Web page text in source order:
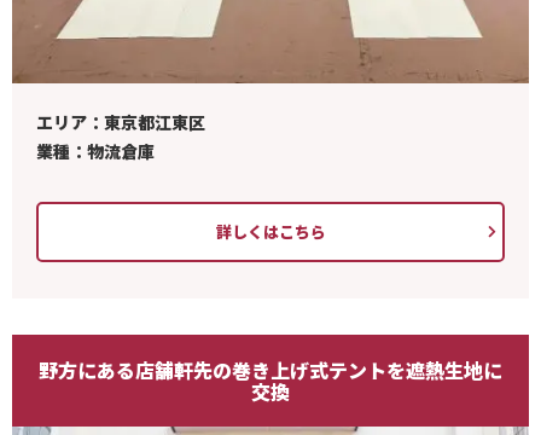
エリア：東京都江東区
業種：物流倉庫
詳しくはこちら
野方にある店舗軒先の巻き上げ式テントを遮熱生地に
交換